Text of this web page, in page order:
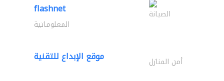
flashnet الصيانة
المعلوماتية
موقع الإبداع للتقنية أمن المنازل